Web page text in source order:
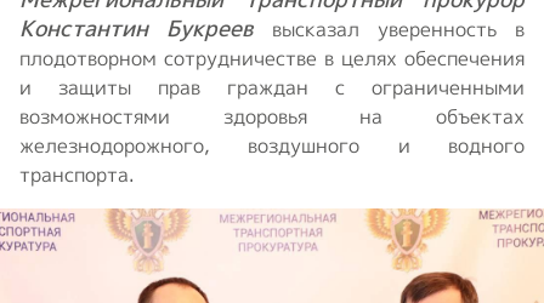
Константин Букрееввысказал уверенность в
плодотворном сотрудничестве в целях обеспечения
и защиты прав граждан с ограниченными
возможностями здоровья на объектах
железнодорожного, воздушного и водного
транспорта.